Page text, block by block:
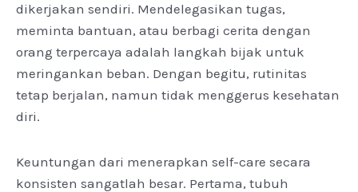
dikerjakan sendiri. Mendelegasikan tugas,
meminta bantuan, atau berbagi cerita dengan
orang terpercaya adalah langkah bijak untuk
meringankan beban. Dengan begitu, rutinitas
tetap berjalan, namun tidak menggerus kesehatan
diri.
Keuntungan dari menerapkan self-care secara
konsisten sangatlah besar. Pertama, tubuh